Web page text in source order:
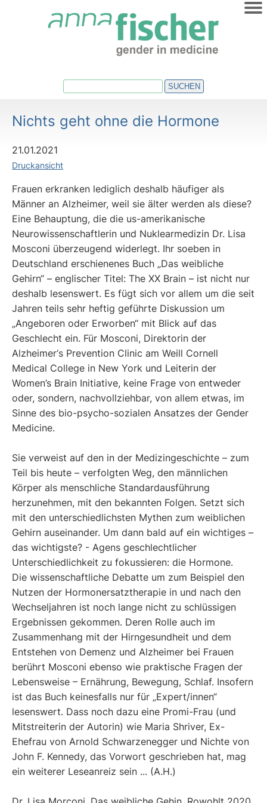
SUCHEN
VERANSTALTUNGEN
TERMINE
NEWSLETTER
VERÖFFENTLICHUNGEN
Nichts geht ohne die Hormone
21.01.2021
Druckansicht
Frauen erkranken lediglich deshalb häufiger als
Männer an Alzheimer, weil sie älter werden als diese?
Eine Behauptung, die die us-amerikanische
Neurowissenschaftlerin und Nuklearmedizin Dr. Lisa
Mosconi überzeugend widerlegt. Ihr soeben in
Deutschland erschienenes Buch „Das weibliche
Gehirn“ – englischer Titel: The XX Brain – ist nicht nur
deshalb lesenswert. Es fügt sich vor allem um die seit
Jahren teils sehr heftig geführte Diskussion um
„Angeboren oder Erworben“ mit Blick auf das
Geschlecht ein. Für Mosconi, Direktorin der
Alzheimer‘s Prevention Clinic am Weill Cornell
Medical College in New York und Leiterin der
Women’s Brain Initiative, keine Frage von entweder
oder, sondern, nachvollziehbar, von allem etwas, im
Sinne des bio-psycho-sozialen Ansatzes der Gender
Medicine.
Sie verweist auf den in der Medizingeschichte – zum
Teil bis heute – verfolgten Weg, den männlichen
Körper als menschliche Standardausführung
herzunehmen, mit den bekannten Folgen. Setzt sich
mit den unterschiedlichsten Mythen zum weiblichen
Gehirn auseinander. Um dann bald auf ein wichtiges –
das wichtigste? - Agens geschlechtlicher
Unterschiedlichkeit zu fokussieren: die Hormone.
Die wissenschaftliche Debatte um zum Beispiel den
Nutzen der Hormonersatztherapie in und nach den
Wechseljahren ist noch lange nicht zu schlüssigen
Ergebnissen gekommen. Deren Rolle auch im
Zusammenhang mit der Hirngesundheit und dem
Entstehen von Demenz und Alzheimer bei Frauen
berührt Mosconi ebenso wie praktische Fragen der
Lebensweise – Ernährung, Bewegung, Schlaf. Insofern
ist das Buch keinesfalls nur für „Expert/innen“
lesenswert. Dass noch dazu eine Promi-Frau (und
Mitstreiterin der Autorin) wie Maria Shriver, Ex-
Ehefrau von Arnold Schwarzenegger und Nichte von
John F. Kennedy, das Vorwort geschrieben hat, mag
ein weiterer Leseanreiz sein ... (A.H.)